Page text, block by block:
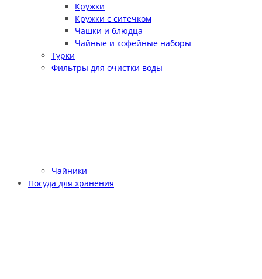
Кружки
Кружки с ситечком
Чашки и блюдца
Чайные и кофейные наборы
Турки
Фильтры для очистки воды
Чайники
Посуда для хранения